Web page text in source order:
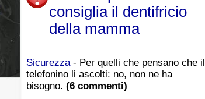
consiglia il dentifricio
della mamma
Sicurezza - Per quelli che pensano che il
telefonino li ascolti: no, non ne ha
bisogno. (6 commenti)